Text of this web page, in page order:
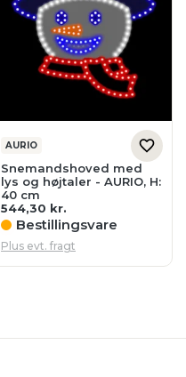
AURIO
Snemandshoved med
lys og højtaler - AURIO, H:
40 cm
544,30 kr.
Bestillingsvare
Plus evt. fragt